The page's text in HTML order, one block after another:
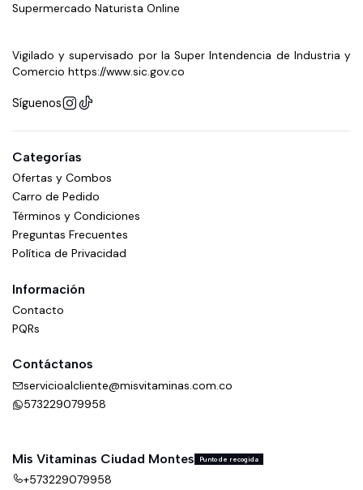
Supermercado Naturista Online
Vigilado y supervisado por la Super Intendencia de Industria y
Comercio https://www.sic.gov.co
Síguenos
Categorías
Ofertas y Combos
Carro de Pedido
Términos y Condiciones
Preguntas Frecuentes
Política de Privacidad
Información
Contacto
PQRs
Contáctanos
servicioalcliente@misvitaminas.com.co
573229079958
Mis Vitaminas Ciudad Montes Punto de recogida
+573229079958